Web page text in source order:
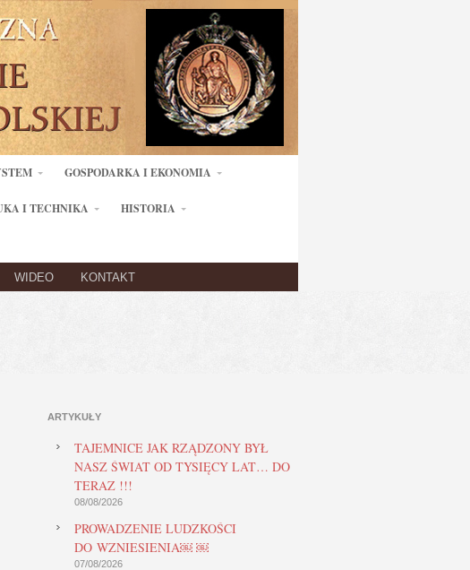
GOSPODARKA I EKONOMIA
I TECHNIKA HISTORIA
WIDEO KONTAKT
ARTYKUŁY
TAJEMNICE JAK RZĄDZONY BYŁ
NASZ ŚWIAT OD TYSIĘCY LAT… DO
TERAZ !!!
08/08/2026
PROWADZENIE LUDZKOŚCI
DO WZNIESIENIA￼ ￼
07/08/2026